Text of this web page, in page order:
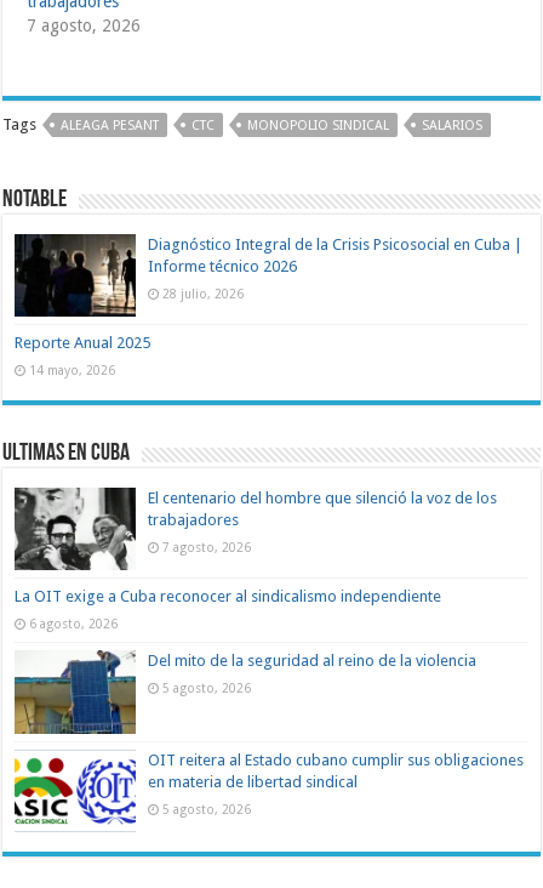
7 agosto, 2026
Tags ALEAGA PESANT CTC MONOPOLIO SINDICAL SALARIOS
Notable
Diagnóstico Integral de la Crisis Psicosocial en Cuba |
Informe técnico 2026
28 julio, 2026
Reporte Anual 2025
14 mayo, 2026
Ultimas en Cuba
El centenario del hombre que silenció la voz de los
trabajadores
7 agosto, 2026
La OIT exige a Cuba reconocer al sindicalismo independiente
6 agosto, 2026
Del mito de la seguridad al reino de la violencia
5 agosto, 2026
OIT reitera al Estado cubano cumplir sus obligaciones
en materia de libertad sindical
5 agosto, 2026